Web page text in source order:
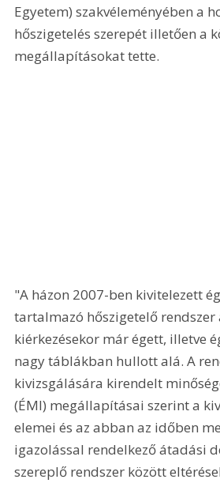
Egyetem) szakvéleményében a
hőszigetelés szerepét illetően a
megállapításokat tette.
"A házon 2007-ben kivitelezett
tartalmazó hőszigetelő rendszer
kiérkezésekor már égett, illetve
nagy táblákban hullott alá. A
kivizsgálására kirendelt
(ÉMI) megállapításai szerint a
elemei és az abban az időben
igazolással rendelkező átadási
szereplő rendszer között